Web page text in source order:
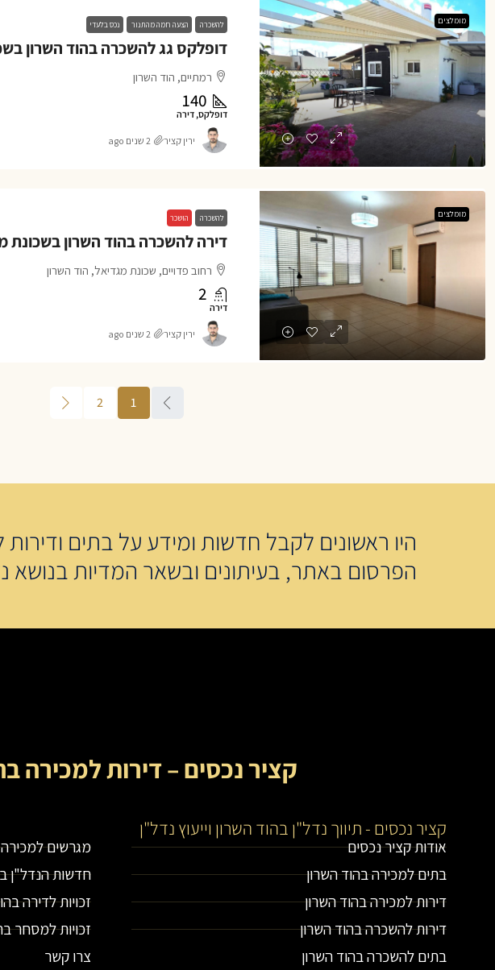
מומלצים להשכרה הצעה חמה מהתנור נכס בלעדי
רמתיים, הוד השרון
140
דופלקס, דירה
ירין קציר 2 שנים ago
מומלצים להשכרה הושכר
רחוב פדויים, שכונת מגדיאל, הוד השרון
2
דירה
ירין קציר 2 שנים ago
1
2
היו ראשונים לקבל חדשות ומידע על בתים ודירות
הפרסום באתר, בעיתונים ובשאר המדיות בנושא
קציר נכסים – דירות למכירה
קציר נכסים - תיווך נדל"ן בהוד השרון וייעוץ נדל"ן
אודות קציר נכסים
בתים למכירה בהוד השרון
דירות למכירה בהוד השרון
דירות להשכרה בהוד השרון
בתים להשכרה בהוד השרון
מגרשים
חדשות הנדל"ן
זכויות לדירה
זכויות למסחר
צרו קשר